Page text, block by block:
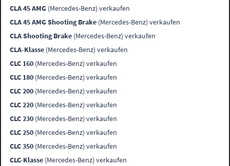
CLA 45 AMG (Mercedes-Benz) verkaufen
CLA 45 AMG Shooting Brake (Mercedes-Benz) verkaufen
CLA Shooting Brake (Mercedes-Benz) verkaufen
CLA-Klasse (Mercedes-Benz) verkaufen
CLC 160 (Mercedes-Benz) verkaufen
CLC 180 (Mercedes-Benz) verkaufen
CLC 200 (Mercedes-Benz) verkaufen
CLC 220 (Mercedes-Benz) verkaufen
CLC 230 (Mercedes-Benz) verkaufen
CLC 250 (Mercedes-Benz) verkaufen
CLC 350 (Mercedes-Benz) verkaufen
CLC-Klasse (Mercedes-Benz) verkaufen